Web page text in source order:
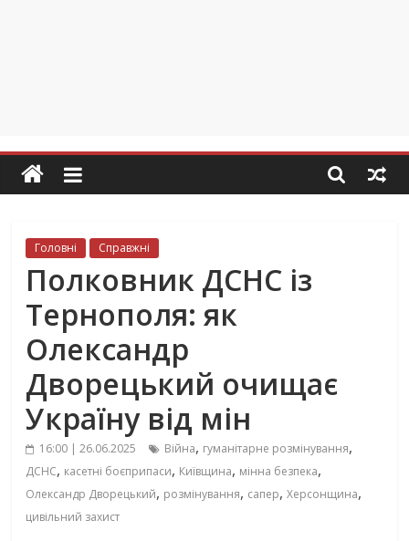
Головні Справжні
Полковник ДСНС із
Тернополя: як
Олександр
Дворецький очищає
Україну від мін
16:00 | 26.06.2025 Війна, гуманітарне розмінування,
ДСНС, касетні боєприпаси, Київщина, мінна безпека,
Олександр Дворецький, розмінування, сапер,Херсонщина,
цивільний захист